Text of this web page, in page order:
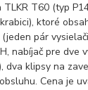
T60 (typ
ktoré
pár
nabíjač pre dve
dva klipsy na
Cena je